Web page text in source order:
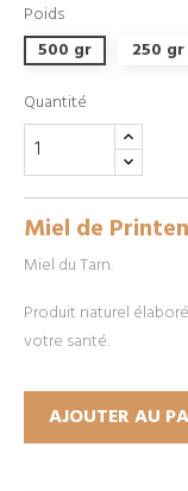
Poids
500 gr
250 gr
Quantité
Miel de
Miel du Tarn.
Produit naturel
votre santé.
AJOUTER AU